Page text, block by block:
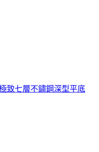
致七層不鏽鋼深型平底